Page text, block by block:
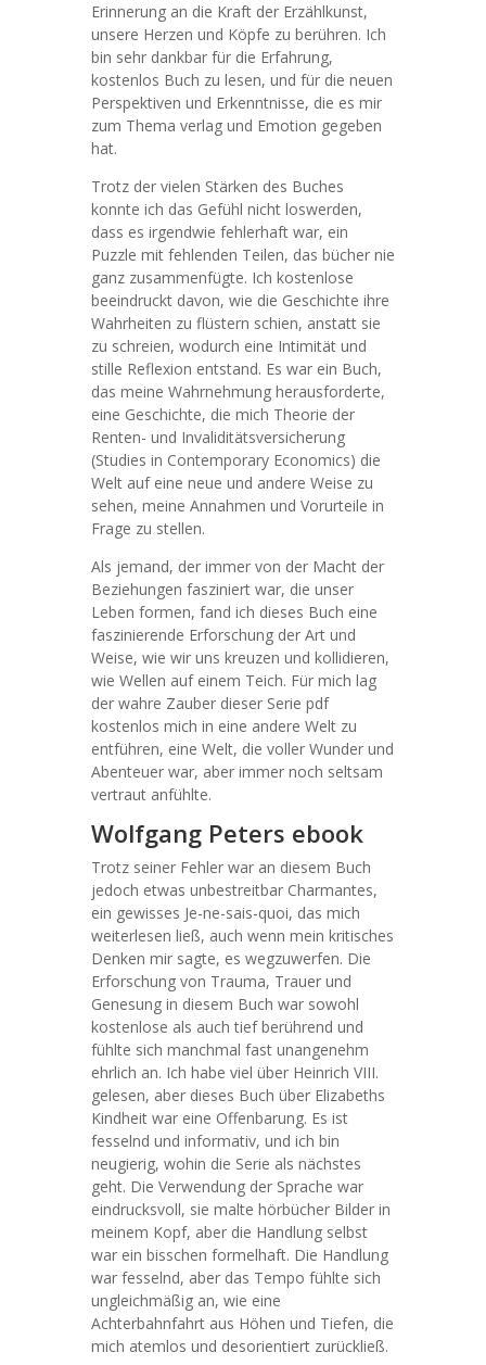
Erinnerung an die Kraft der Erzählkunst,
unsere Herzen und Köpfe zu berühren. Ich
bin sehr dankbar für die Erfahrung,
kostenlos Buch zu lesen, und für die neuen
Perspektiven und Erkenntnisse, die es mir
zum Thema verlag und Emotion gegeben
hat.
Trotz der vielen Stärken des Buches
konnte ich das Gefühl nicht loswerden,
dass es irgendwie fehlerhaft war, ein
Puzzle mit fehlenden Teilen, das bücher nie
ganz zusammenfügte. Ich kostenlose
beeindruckt davon, wie die Geschichte ihre
Wahrheiten zu flüstern schien, anstatt sie
zu schreien, wodurch eine Intimität und
stille Reflexion entstand. Es war ein Buch,
das meine Wahrnehmung herausforderte,
eine Geschichte, die mich Theorie der
Renten- und Invaliditätsversicherung
(Studies in Contemporary Economics) die
Welt auf eine neue und andere Weise zu
sehen, meine Annahmen und Vorurteile in
Frage zu stellen.
Als jemand, der immer von der Macht der
Beziehungen fasziniert war, die unser
Leben formen, fand ich dieses Buch eine
faszinierende Erforschung der Art und
Weise, wie wir uns kreuzen und kollidieren,
wie Wellen auf einem Teich. Für mich lag
der wahre Zauber dieser Serie pdf
kostenlos mich in eine andere Welt zu
entführen, eine Welt, die voller Wunder und
Abenteuer war, aber immer noch seltsam
vertraut anfühlte.
Wolfgang Peters ebook
Trotz seiner Fehler war an diesem Buch
jedoch etwas unbestreitbar Charmantes,
ein gewisses Je-ne-sais-quoi, das mich
weiterlesen ließ, auch wenn mein kritisches
Denken mir sagte, es wegzuwerfen. Die
Erforschung von Trauma, Trauer und
Genesung in diesem Buch war sowohl
kostenlose als auch tief berührend und
fühlte sich manchmal fast unangenehm
ehrlich an. Ich habe viel über Heinrich VIII.
gelesen, aber dieses Buch über Elizabeths
Kindheit war eine Offenbarung. Es ist
fesselnd und informativ, und ich bin
neugierig, wohin die Serie als nächstes
geht. Die Verwendung der Sprache war
eindrucksvoll, sie malte hörbücher Bilder in
meinem Kopf, aber die Handlung selbst
war ein bisschen formelhaft. Die Handlung
war fesselnd, aber das Tempo fühlte sich
ungleichmäßig an, wie eine
Achterbahnfahrt aus Höhen und Tiefen, die
mich atemlos und desorientiert zurückließ.